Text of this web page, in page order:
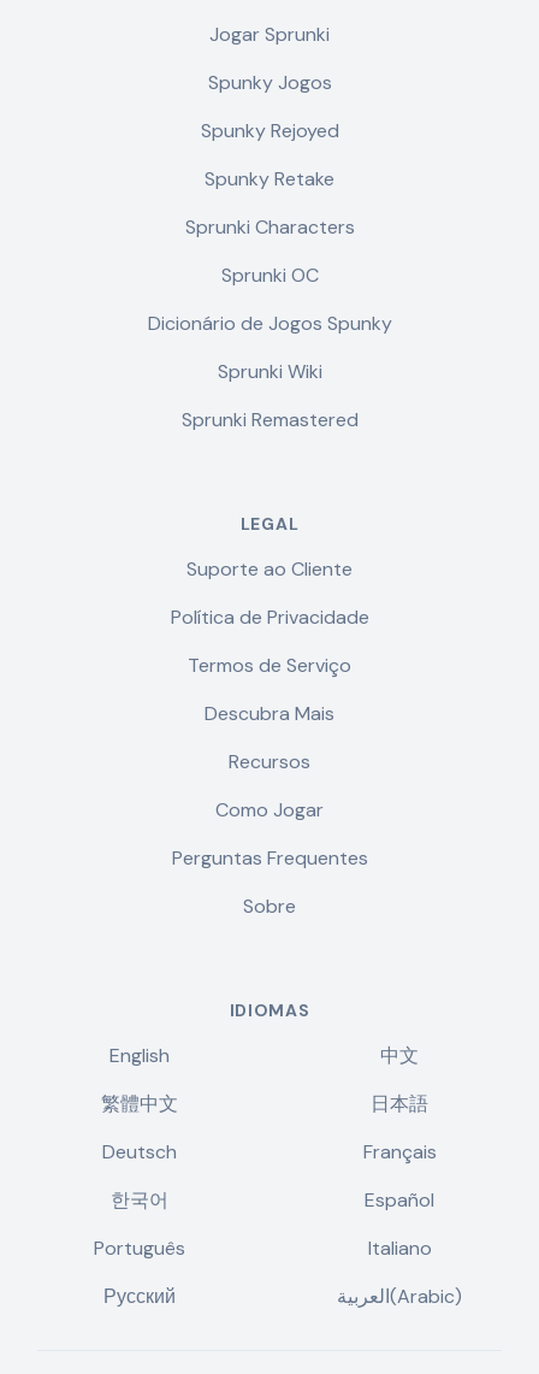
Jogar Sprunki
Spunky Jogos
Spunky Rejoyed
Spunky Retake
Sprunki Characters
Sprunki OC
Dicionário de Jogos Spunky
Sprunki Wiki
Sprunki Remastered
LEGAL
Suporte ao Cliente
Política de Privacidade
Termos de Serviço
Descubra Mais
Recursos
Como Jogar
Perguntas Frequentes
Sobre
IDIOMAS
English
中文
繁體中文
日本語
Deutsch
Français
한국어
Español
Português
Italiano
Русский
العربية(Arabic)